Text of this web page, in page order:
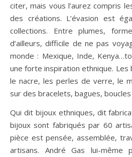
citer, mais vous l’aurez compris
des créations. L’évasion est
collections. Entre plumes,
d’ailleurs, difficile de ne pas
monde : Mexique, Inde,
une forte inspiration ethnique.
le nacre, les perles de verre, le
sur des bracelets, bagues,
Qui dit bijoux ethniques, dit
bijoux sont fabriqués par 60
pièce est pensée, assemblée,
artisans. André Gas lui-même